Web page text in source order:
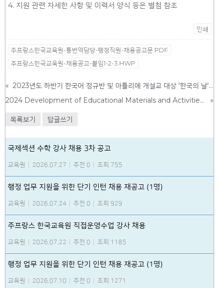
4. 지원 관련 자세한 사항 및 이력서 양식 등은 별첨 참조
인쇄
주프랑스한국교육원-통번역담당-행정직원-채용공고문.PDF
주프랑스한국교육원-채용공고-붙임1-2-3.HWP
«
2023년도 하반기 한국어 정규반 및 아틀리에 개설교 대상 '한국의 날' 행사 개최 지원 확정 알림
2024 Development of Educational Materials and Activities for Understanding Korea Support Project
»
목록보기 답글쓰기
국제섹션 수학 강사 채용 3차 공고
교육원 2026.07.27 추천 0 조회 755
행정 업무 지원을 위한 단기 인턴 채용 재공고 (1명)
교육원 2026.07.24 추천 0 조회 929
주프랑스 한국교육원 직접운영수업 강사 채용
교육원 2026.07.22 추천 0 조회 1185
행정 업무 지원을 위한 단기 인턴 채용 재공고 (1명)
교육원 2026.07.10 추천 0 조회 1271